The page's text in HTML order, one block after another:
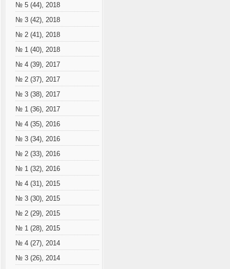
№ 5 (44), 2018
№ 3 (42), 2018
№ 2 (41), 2018
№ 1 (40), 2018
№ 4 (39), 2017
№ 2 (37), 2017
№ 3 (38), 2017
№ 1 (36), 2017
№ 4 (35), 2016
№ 3 (34), 2016
№ 2 (33), 2016
№ 1 (32), 2016
№ 4 (31), 2015
№ 3 (30), 2015
№ 2 (29), 2015
№ 1 (28), 2015
№ 4 (27), 2014
№ 3 (26), 2014